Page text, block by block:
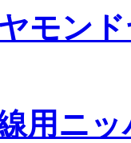
モン
用ニッ